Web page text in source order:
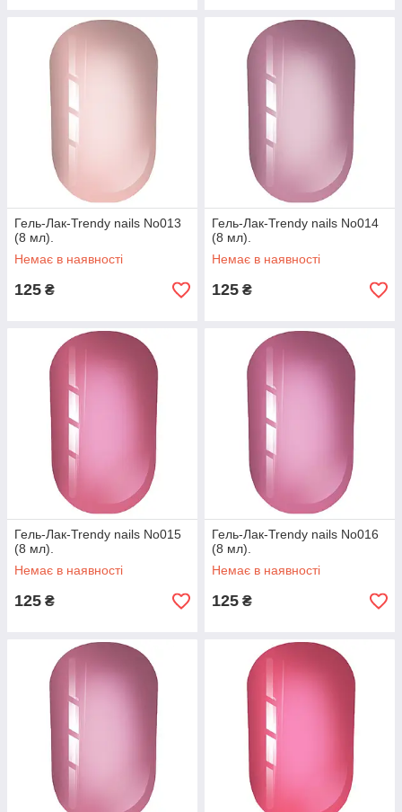
Гель-Лак-Trendy nails No013
(8 мл).
Немає в наявності
125 ₴
Гель-Лак-Trendy nails No014
(8 мл).
Немає в наявності
125 ₴
Гель-Лак-Trendy nails No015
(8 мл).
Немає в наявності
125 ₴
Гель-Лак-Trendy nails No016
(8 мл).
Немає в наявності
125 ₴